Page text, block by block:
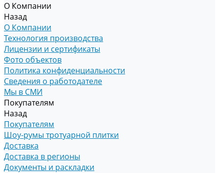
О Компании
Назад
О Компании
Технология производства
Лицензии и сертификаты
Фото объектов
Политика конфиденциальности
Сведения о работодателе
Мы в СМИ
Покупателям
Назад
Покупателям
Шоу-румы тротуарной плитки
Доставка
Доставка в регионы
Документы и раскладки